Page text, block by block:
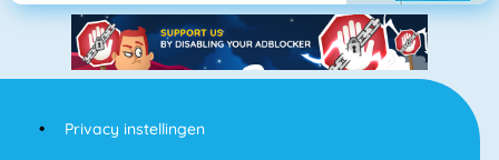
Privacy instellingen